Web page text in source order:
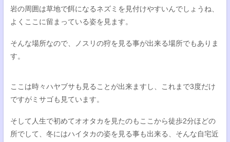
岩の周囲は草地で餌になるネズミを見付けやすいんでしょうね、
よくここに留まっている姿を見ます。
そんな場所なので、ノスリの狩を見る事が出来る場所でもありま
す。
ここは時々ハヤブサも見ることが出来ますし、これまで3度だけ
ですがミサゴも見ています。
そして人生で初めてオオタカを見たのもここから徒歩2分ほどの
所でして、冬にはハイタカの姿を見る事も出来る、そんな自宅近